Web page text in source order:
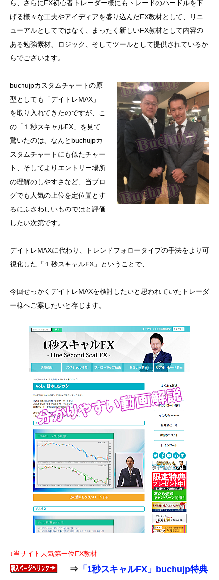
ら、さらにFX初心者トレーダー様にもトレードのハードルを下
げる様々な工夫やアイディアを盛り込んだFX教材として、リニ
ューアルとしてではなく、まったく新しいFX教材として内容の
ある勉強素材、ロジック、そしてツールとして提供されているか
らでございます。
buchujpカスタムチャートの原
型としても「デイトレMAX」
を取り入れてきたのですが、こ
の「１秒スキャルFX」を見て
驚いたのは、なんとbuchujpカ
スタムチャートにも似たチャー
ト、そしてよりエントリー場所
の理解のしやすさなど、当ブロ
グでも人気の上位を定位置とす
るにふさわしいものではと評価
したい次第です。
デイトレMAXに代わり、トレンドフォロータイプの手法をより可
視化した「１秒スキャルFX」ということで、
今回せっかくデイトレMAXを検討したいと思われていたトレーダ
ー様へご案したいと存じます。
↓当サイト人気第一位FX教材
⇒ 「1秒スキャルFX」buchujp特典